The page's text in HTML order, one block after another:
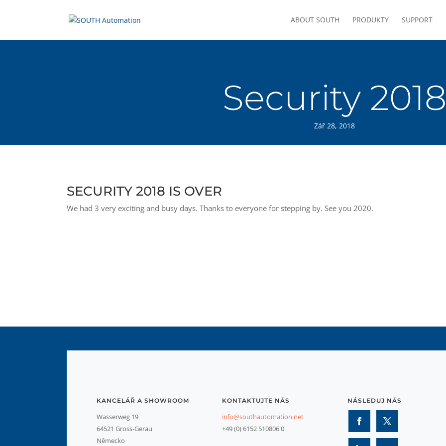
ABOUT SOUTH PRODUKTY SUPPORT
Security 2018
Zář 28, 2018
SECURITY 2018 IS OVER
We had 3 very exciting and busy days. Thanks to everyone for stepping by. See you 2020.
KANCELÁŘ A SHOWROOM
Wasserweg 19
64521 Gross-Gerau
Německo
KONTAKTUJTE NÁS
info@southautomation.net
+49 (0) 6152 510806 0
NÁSLEDUJ NÁS